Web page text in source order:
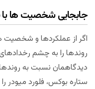
جابجایی شخصیت ها
اگر از عملکردها و شخصیت
روندها را به چشم
دیدگاهمان نسبت به
ستاره بوکس، فلورد میودر